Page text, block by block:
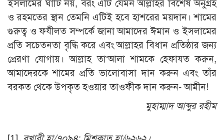
ইসলামের ঘাঁটি নয়, বরং এটি যেমন আল্লাহর বিশেষ অনুগ্রহ
ও রহমতের স্থান তেমনি এটিই হবে হাশরের ময়দান। শামের
গুরুত্ব ও ফযীলত সম্পর্কে জানা আমাদের ঈমান ও ইসলামের
প্রতি সচেতনতা বৃদ্ধি করে এবং আল্লাহর বিধান প্রতিষ্ঠার জন্য
প্রেরণা যোগায়। আল্লাহ তা‘আলা শামকে হেফাযত করুন,
আমাদেরকে শামের প্রতি ভালোবাসা দান করুন এবং তাঁর
বরকত থেকে উপকৃত হওয়ার তাওফীক দান করুন- আমীন!
মুহাম্মাদ আব্দুর রহীম